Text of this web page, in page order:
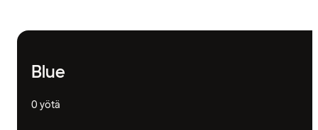
Blue
0 yötä